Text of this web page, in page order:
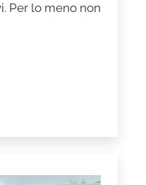
Per lo meno non